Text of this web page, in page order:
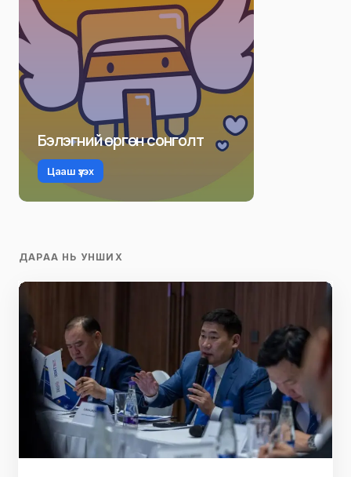
Бэлэгний өргөн сонголт
Цааш үзэх
ДАРАА НЬ УНШИХ